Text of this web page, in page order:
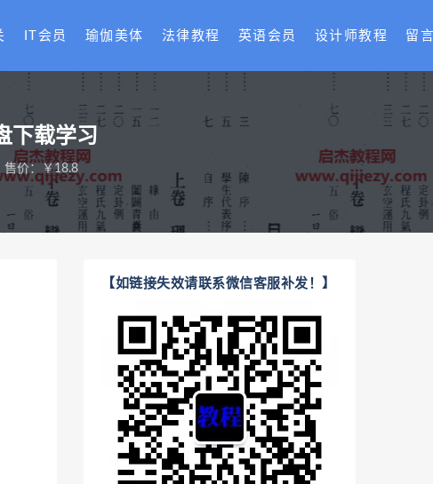
IT会员 瑜伽美体 法律教程 英语会员 设计师教程 留
下载学习
售价：￥18.8
【如链接失效请联系微信客服补发！】